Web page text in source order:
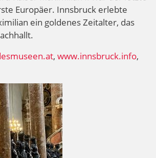
Europäer. Innsbruck erlebte
ein goldenes Zeitalter, das
, www.innsbruck.info,